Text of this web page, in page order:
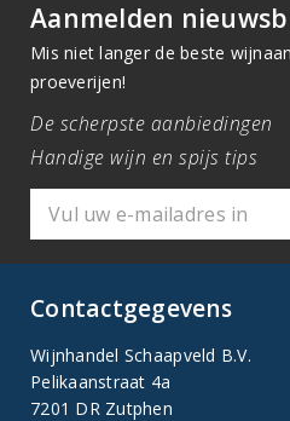
Aanmelden
Mis niet langer de beste
proeverijen!
De scherpste aanbiedingen
Handige wijn en spijs tips
Contactgegevens
Wijnhandel Schaapveld B.V.
Pelikaanstraat 4a
7201 DR Zutphen